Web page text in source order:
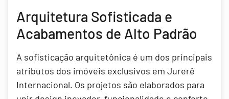
Arquitetura Sofisticada e
Acabamentos de Alto Padrão
A sofisticação arquitetônica é um dos principais
atributos dos imóveis exclusivos em Jurerê
Internacional. Os projetos são elaborados para